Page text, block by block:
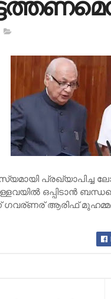
ഒ​പ്പി​ടാ​ന്‍
ഗ​വ​ര്ണ​ര് ആ​രി​ഫ്